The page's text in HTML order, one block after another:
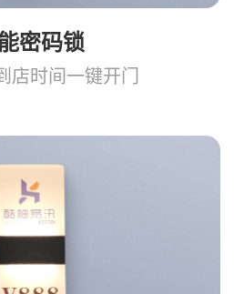
密码锁
店时间一键开门